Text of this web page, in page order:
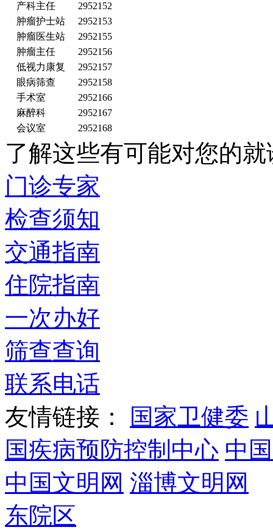
产科主任
2952152
肿瘤护士站
2952153
肿瘤医生站
2952155
肿瘤主任
2952156
低视力康复
2952157
眼病筛查
2952158
手术室
2952166
麻醉科
2952167
会议室
2952168
了解这些有可能对您的
门诊专家
检查须知
交通指南
住院指南
一次办好
筛查查询
联系电话
友情链接：
国家卫健委
国疾病预防控制中心 中
中国文明网 淄博文明网
东院区